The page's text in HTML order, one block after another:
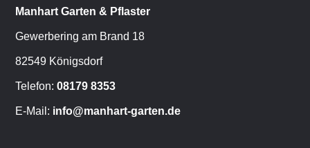
Manhart Garten & Pflaster
Gewerbering am Brand 18
82549 Königsdorf
Telefon: 08179 8353
E-Mail: info@manhart-garten.de